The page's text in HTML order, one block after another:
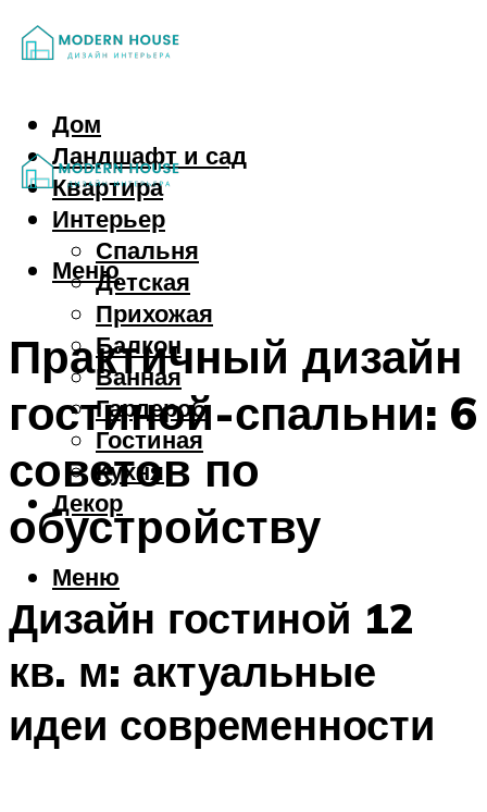
Дом
Ландшафт и сад
Квартира
Интерьер
Спальня
Детская
Прихожая
Балкон
Ванная
Гардероб
Гостиная
Кухня
Декор
Меню
Меню
Практичный дизайн
гостиной-спальни: 6
советов по
обустройству
Дизайн гостиной 12
кв. м: актуальные
идеи современности